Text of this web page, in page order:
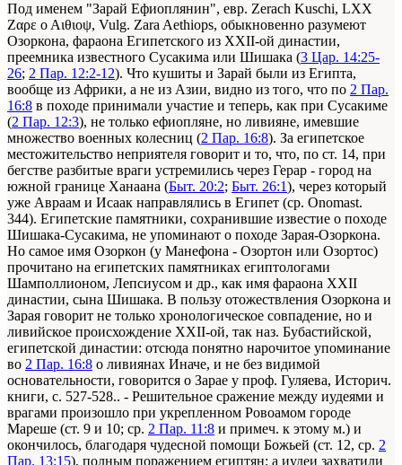
Под именем "Зарай Ефиоплянин", евр. Zerach Kuschi, LXX
Ζαρε ο Αιθιοψ, Vulg. Zara Aethiops, обыкновенно разумеют
Озоркона, фараона Египетского из XXII-ой династии,
преемника известного Сусакима или Шишака (3 Цар. 14:25-
26; 2 Пар. 12:2-12). Что кушиты и Зарай были из Египта,
вообще из Африки, а не из Азии, видно из того, что по 2 Пар.
16:8 в походе принимали участие и теперь, как при Сусакиме
(2 Пар. 12:3), не только ефиопляне, но ливияне, имевшие
множество военных колесниц (2 Пар. 16:8). За египетское
местожительство неприятеля говорит и то, что, по ст. 14, при
бегстве разбитые враги устремились через Герар - город на
южной границе Ханаана (Быт. 20:2; Быт. 26:1), через который
уже Авраам и Исаак направлялись в Египет (ср. Onomast.
344). Египетские памятники, сохранившие известие о походе
Шишака-Сусакима, не упоминают о походе Зарая-Озоркона.
Но самое имя Озоркон (у Манефона - Озортон или Озортос)
прочитано на египетских памятниках египтологами
Шамполлионом, Лепсиусом и др., как имя фараона XXII
династии, сына Шишака. В пользу отожествления Озоркона и
Зарая говорит не только хронологическое совпадение, но и
ливийское происхождение XXII-ой, так наз. Бубастийской,
египетской династии: отсюда понятно нарочитое упоминание
во 2 Пар. 16:8 о ливиянах Иначе, и не без видимой
основательности, говорится о Зарае у проф. Гуляева, Историч.
книги, с. 527-528.. - Решительное сражение между иудеями и
врагами произошло при укрепленном Ровоамом городе
Мареше (ст. 9 и 10; ср. 2 Пар. 11:8 и примеч. к этому м.) и
окончилось, благодаря чудесной помощи Божьей (ст. 12, ср. 2
Пар. 13:15), полным поражением египтян; а иудеи захватили